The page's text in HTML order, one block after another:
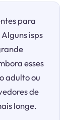
para
isps
esses
adulto ou
de
longe.